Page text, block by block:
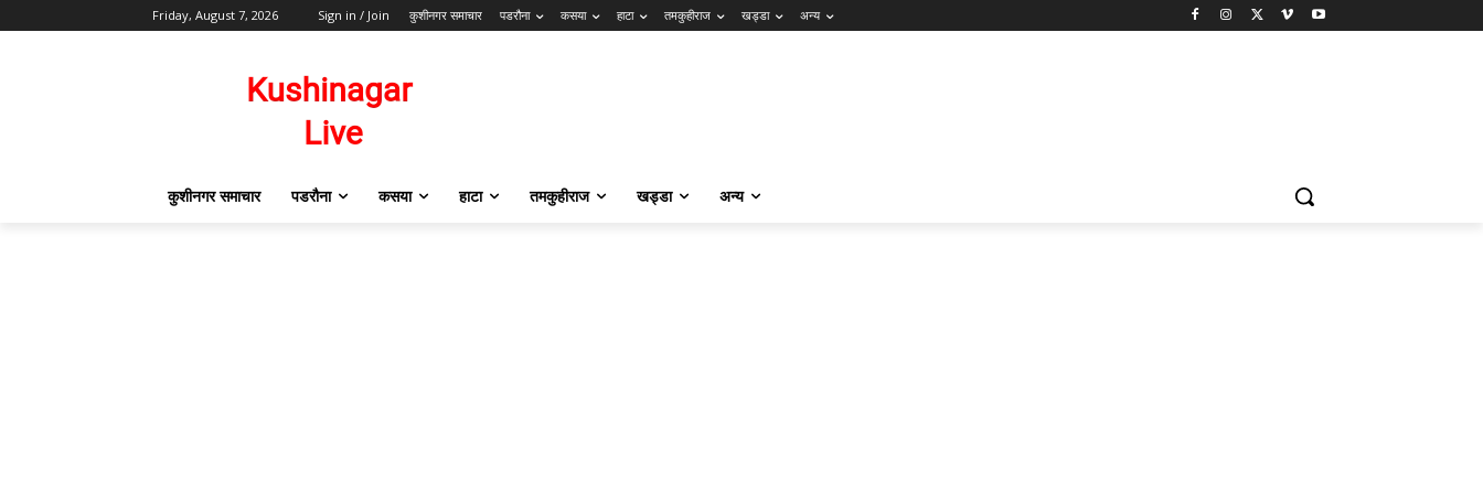
Friday, August 7, 2026 Sign in / Join कुशीनगर समाचार पडरौना कसया हाटा तमकुहीराज खड्डा अन्य
कुशीनगर समाचार पडरौना कसया हाटा तमकुहीराज खड्डा अन्य